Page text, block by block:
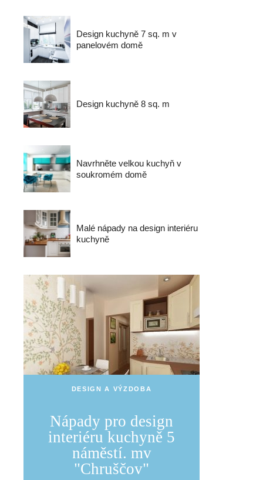
Design kuchyně 7 sq. m v
panelovém domě
Design kuchyně 8 sq. m
Navrhněte velkou kuchyň v
soukromém domě
Malé nápady na design interiéru
kuchyně
DESIGN A VÝZDOBA
Nápady pro design
interiéru kuchyně 5
náměstí. mv
"Chruščov"